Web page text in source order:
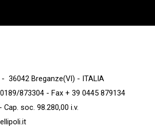
- 36042 Breganze(VI) - ITALIA
873304 - Fax + 39 0445 879134
soc. 98.280,00 i.v.